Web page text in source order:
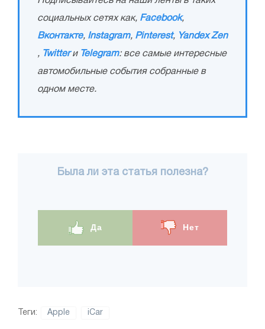
социальных сетях как, Facebook,
Вконтакте, Instagram, Pinterest, Yandex Zen
, Twitterи Telegram: все самые интересные
автомобильные события собранные в
одном месте.
Была ли эта статья полезна?
Да Нет
Теги: Apple iCar